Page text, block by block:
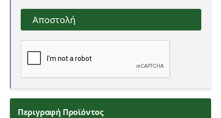
Αποστολή
Περιγραφή Προϊόντος